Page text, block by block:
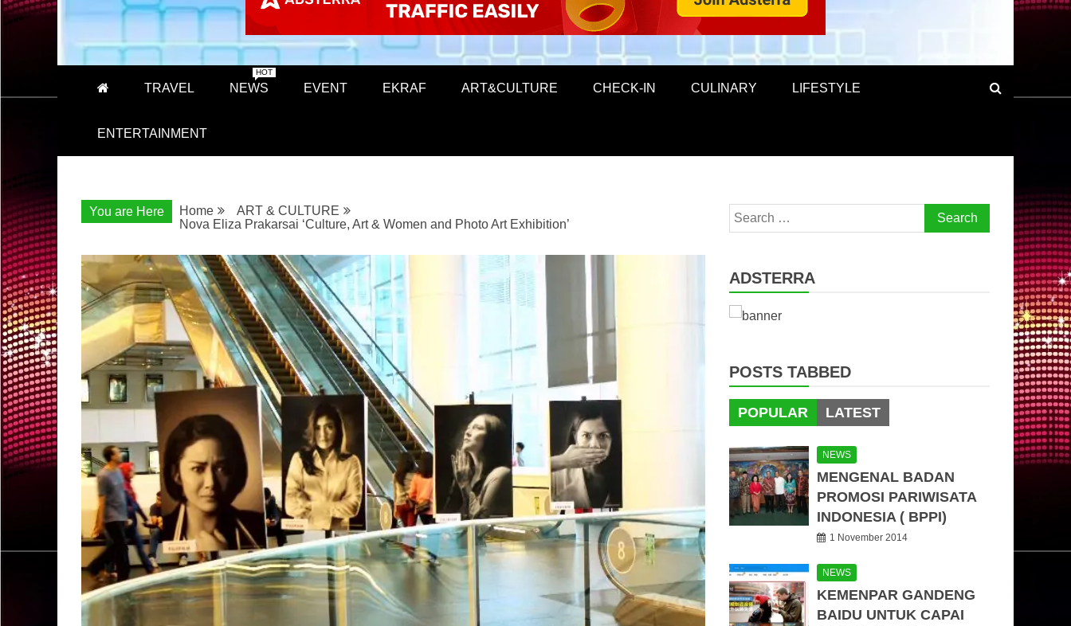
TRAVEL NEWS
HOT
EVENT EKRAF ART&CULTURE CHECK-IN CULINARY LIFESTYLE
ENTERTAINMENT
You are Here Home
ART & CULTURE
Nova Eliza Prakarsai ‘Culture, Art & Women and Photo Art Exhibition’
Search
for:
ADSTERRA
POSTS TABBED
POPULAR LATEST
NEWS
MENGENAL BADAN
PROMOSI PARIWISATA
INDONESIA ( BPPI)
1 November 2014
NEWS
KEMENPAR GANDENG
BAIDU UNTUK CAPAI